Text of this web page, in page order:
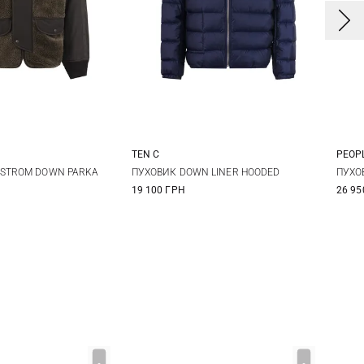
L XL
DOWN PARKA 52 54
TEN C
ПУХОВИК DOWN LINER HOODED
19 100 ГРН
26